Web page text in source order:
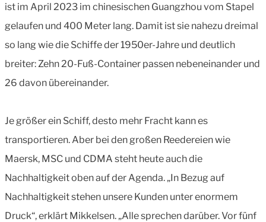
ist im April 2023 im chinesischen Guangzhou vom Stapel
gelaufen und 400 Meter lang. Damit ist sie nahezu dreimal
so lang wie die Schiffe der 1950er-Jahre und deutlich
breiter: Zehn 20-Fuß-Container passen nebeneinander und
26 davon übereinander.
Je größer ein Schiff, desto mehr Fracht kann es
transportieren. Aber bei den großen Reedereien wie
Maersk, MSC und CDMA steht heute auch die
Nachhaltigkeit oben auf der Agenda. „In Bezug auf
Nachhaltigkeit stehen unsere Kunden unter enormem
Druck“, erklärt Mikkelsen. „Alle sprechen darüber. Vor fünf